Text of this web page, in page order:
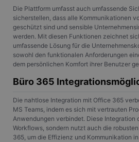
Die Plattform umfasst auch umfassende
sicherstellen, dass alle Kommunikationen
geschützt sind und sensible
werden. Mit diesen Funktionen zeichnet
umfassende Lösung für die
sowohl den funktionalen Anforderungen
dem persönlichen Komfort ihrer Benutzer
Büro 365
Die nahtlose Integration mit Office 365
MS Teams, indem es sich mit vertrauten
Anwendungen verbindet. Diese Integration
Workflows, sondern nutzt auch die
365, um die Effizienz und Kommunikation